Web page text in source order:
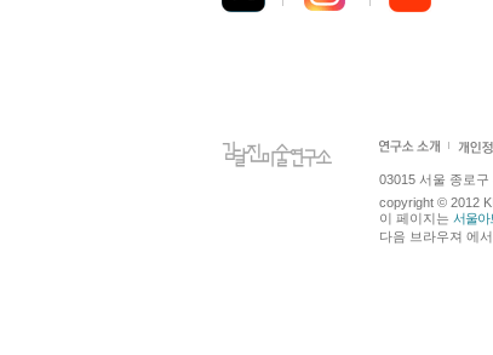
03015 서울 종로
copyright © 2012
이 페이지는 서울아
다음 브라우져 에